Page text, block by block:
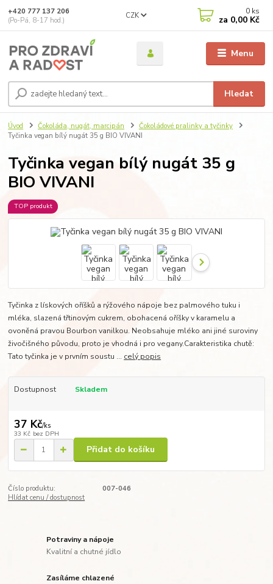
Menu
CZK
Hledat
+420 777 137 206
(Po-Pá, 8-17 hod.)
0 ks
za 0,00 Kč
Úvod Čokoláda, nugát, marcipán
Čokoládové pralinky a tyčinky
Tyčinka vegan bílý nugát 35 g BIO VIVANI
Tyčinka vegan bílý nugát 35 g
BIO VIVANI
TOP produkt
Tyčinka z lískových oříšků a rýžového nápoje bez palmového tuku i
mléka, slazená třtinovým cukrem, obohacená oříšky v karamelu a
ovoněná pravou Bourbon vanilkou. Neobsahuje mléko ani jiné suroviny
živočišného původu, proto je vhodná i pro vegany.Carakteristika chutě:
Tato tyčinka je v prvním soustu ... celý popis
Dostupnost Skladem
37 Kč/ks
33 Kč bez DPH
Přidat do košíku
Číslo produktu:
007-046
Hlídat cenu / dostupnost
Potraviny a nápoje
Kvalitní a chutné jídlo
Zasíláme chlazené